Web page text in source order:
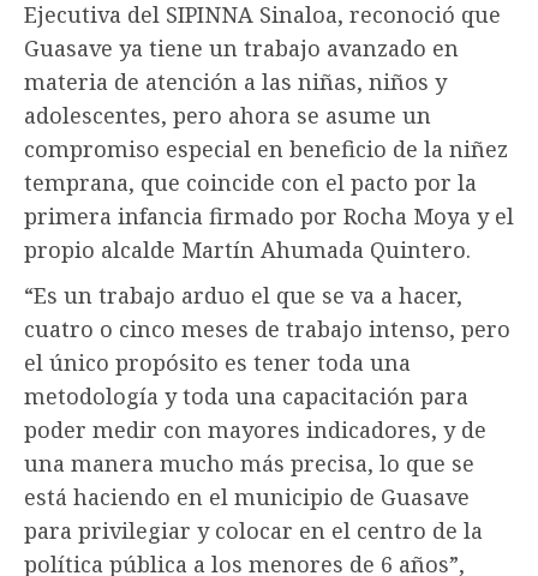
Ejecutiva del SIPINNA Sinaloa, reconoció que
Guasave ya tiene un trabajo avanzado en
materia de atención a las niñas, niños y
adolescentes, pero ahora se asume un
compromiso especial en beneficio de la niñez
temprana, que coincide con el pacto por la
primera infancia firmado por Rocha Moya y el
propio alcalde Martín Ahumada Quintero.
“Es un trabajo arduo el que se va a hacer,
cuatro o cinco meses de trabajo intenso, pero
el único propósito es tener toda una
metodología y toda una capacitación para
poder medir con mayores indicadores, y de
una manera mucho más precisa, lo que se
está haciendo en el municipio de Guasave
para privilegiar y colocar en el centro de la
política pública a los menores de 6 años”,